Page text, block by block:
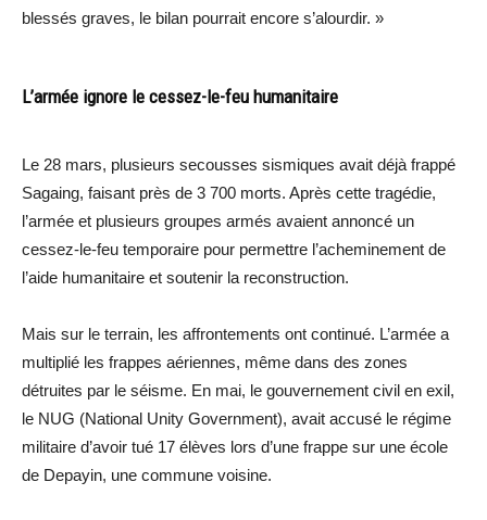
blessés graves, le bilan pourrait encore s’alourdir. »
L’armée ignore le cessez-le-feu humanitaire
Le 28 mars, plusieurs secousses sismiques avait déjà frappé
Sagaing, faisant près de 3 700 morts. Après cette tragédie,
l’armée et plusieurs groupes armés avaient annoncé un
cessez-le-feu temporaire pour permettre l’acheminement de
l’aide humanitaire et soutenir la reconstruction.
Mais sur le terrain, les affrontements ont continué. L’armée a
multiplié les frappes aériennes, même dans des zones
détruites par le séisme. En mai, le gouvernement civil en exil,
le NUG (National Unity Government), avait accusé le régime
militaire d’avoir tué 17 élèves lors d’une frappe sur une école
de Depayin, une commune voisine.